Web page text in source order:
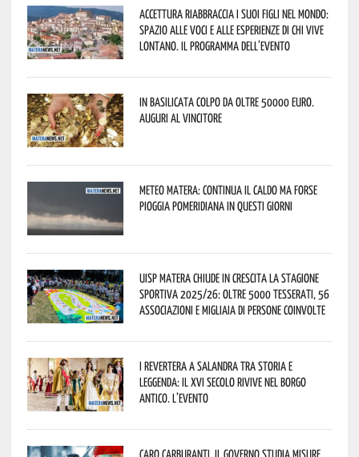
Accettura riabbraccia i suoi figli nel mondo:
spazio alle voci e alle esperienze di chi vive
lontano. Il programma dell’evento
In Basilicata colpo da oltre 50000 euro.
Auguri al vincitore
Meteo Matera: continua il caldo ma forse
pioggia pomeridiana in questi giorni
Uisp Matera chiude in crescita la stagione
sportiva 2025/26: oltre 5000 tesserati, 56
associazioni e migliaia di persone coinvolte
I Revertera a Salandra tra storia e
leggenda: il XVI secolo rivive nel borgo
antico. L’evento
Caro carburanti, il governo studia misure